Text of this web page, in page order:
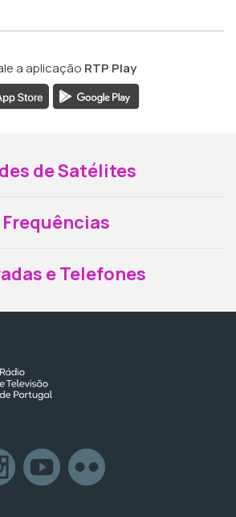
a aplicação RTP Play
de Satélites
Frequências
e Telefones